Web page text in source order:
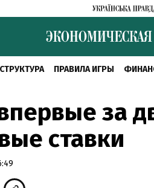
ПРАВИЛА ИГРЫ
за
ставки